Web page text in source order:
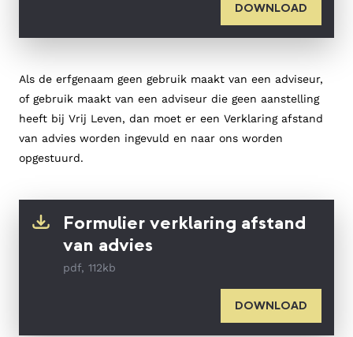
DOWNLOAD
Als de erfgenaam geen gebruik maakt van een adviseur,
of gebruik maakt van een adviseur die geen aanstelling
heeft bij Vrij Leven, dan moet er een Verklaring afstand
van advies worden ingevuld en naar ons worden
opgestuurd.
Formulier verklaring afstand
van advies
pdf, 112kb
DOWNLOAD